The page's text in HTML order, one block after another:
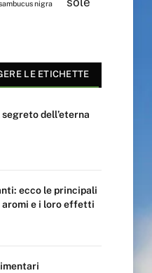
nigra
LE ETICHETTE
dell’eterna
ecco le principali
e i loro effetti